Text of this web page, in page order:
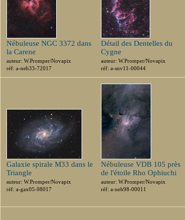
Nébuleuse NGC 3372 dans
la Carene
auteur: W.Promper/Novapix
réf: a-neb33-72017
Détail des Dentelles du
Cygne
auteur: W.Promper/Novapix
réf: a-snv11-00044
Galaxie spirale M33 dans le
Triangle
auteur: W.Promper/Novapix
réf: a-gax05-98017
Nébuleuse VDB 105 près
de l'étoile Rho Ophiuchi
auteur: W.Promper/Novapix
réf: a-neb98-00011